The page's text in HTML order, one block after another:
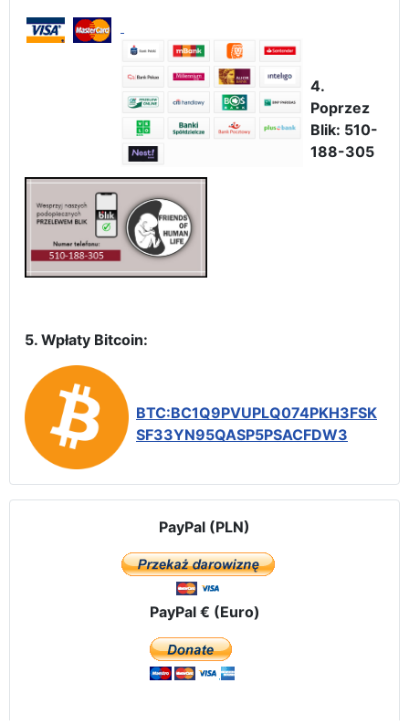
4.
Poprzez
Blik: 510-
188-305
5. Wpłaty Bitcoin:
BTC:BC1Q9PVUPLQ074PKH3FSK
SF33YN95QASP5PSACFDW3
PayPal (PLN)
PayPal € (Euro)